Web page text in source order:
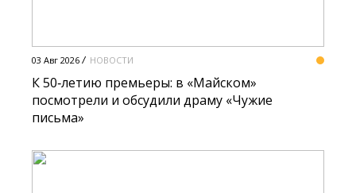
03 Авг 2026 НОВОСТИ
К 50‑летию премьеры: в «Майском»
посмотрели и обсудили драму «Чужие
письма»